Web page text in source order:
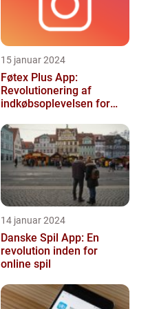
15 januar 2024
Føtex Plus App:
Revolutionering af
indkøbsoplevelsen for
14 januar 2024
Danske Spil App: En
revolution inden for
online spil